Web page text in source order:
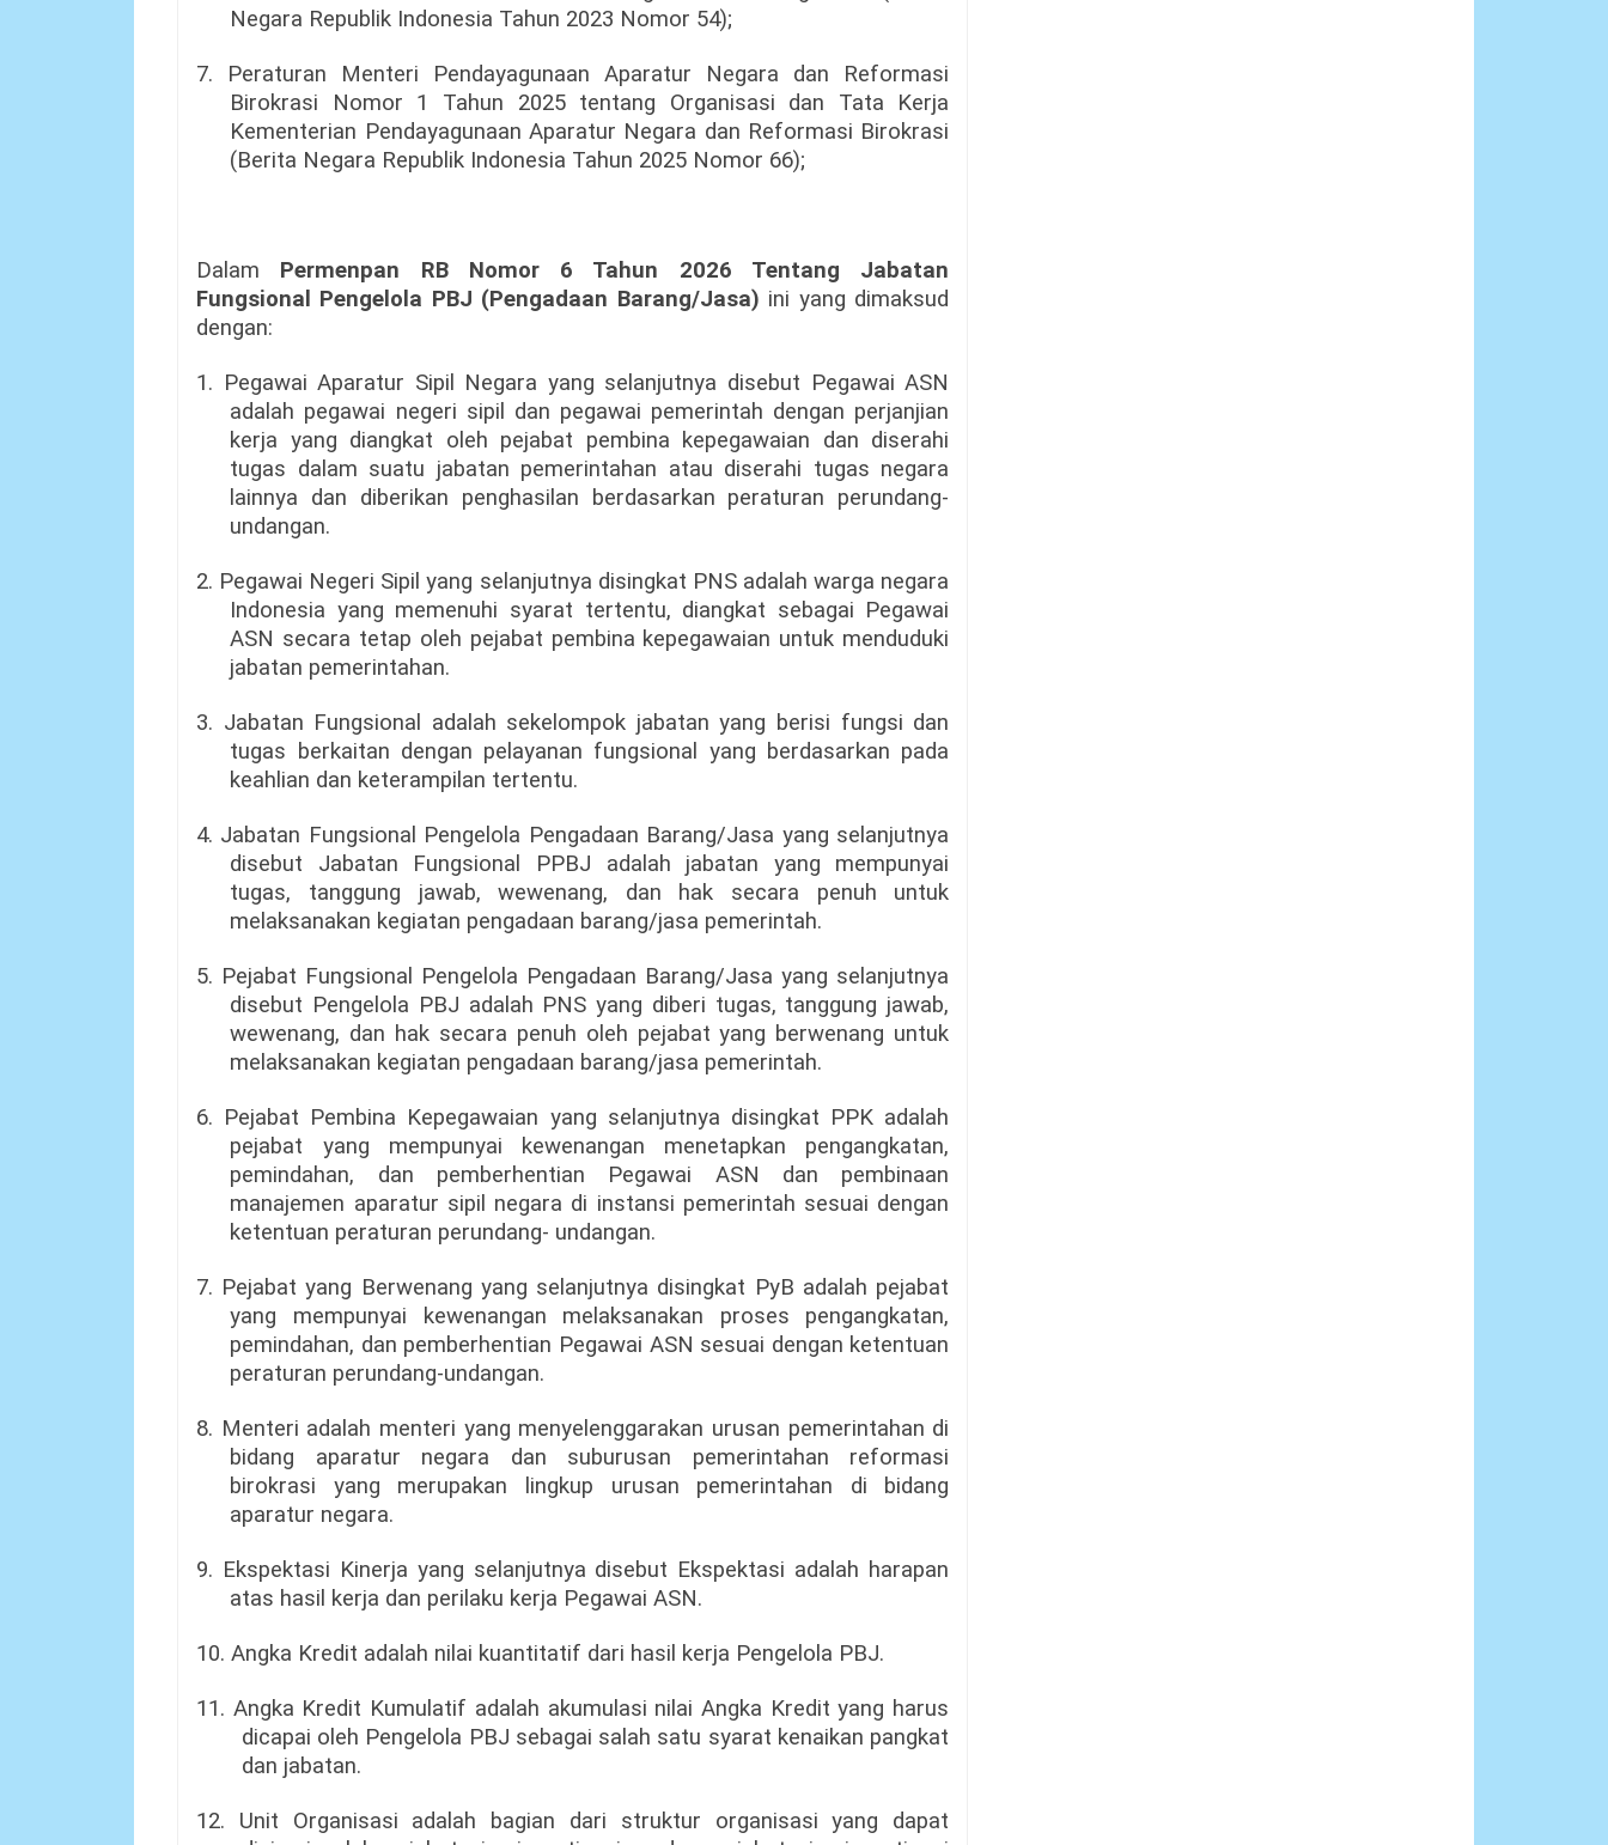
Negara Republik Indonesia Tahun 2023 Nomor 54);
7. Peraturan Menteri Pendayagunaan Aparatur Negara dan Reformasi
Birokrasi Nomor 1 Tahun 2025 tentang Organisasi dan Tata Kerja
Kementerian Pendayagunaan Aparatur Negara dan Reformasi Birokrasi
(Berita Negara Republik Indonesia Tahun 2025 Nomor 66);
Dalam Permenpan RB Nomor 6 Tahun 2026 Tentang Jabatan
Fungsional Pengelola PBJ (Pengadaan Barang/Jasa) ini yang dimaksud
dengan:
1. Pegawai Aparatur Sipil Negara yang selanjutnya disebut Pegawai ASN
adalah pegawai negeri sipil dan pegawai pemerintah dengan perjanjian
kerja yang diangkat oleh pejabat pembina kepegawaian dan diserahi
tugas dalam suatu jabatan pemerintahan atau diserahi tugas negara
lainnya dan diberikan penghasilan berdasarkan peraturan perundang-
undangan.
2. Pegawai Negeri Sipil yang selanjutnya disingkat PNS adalah warga negara
Indonesia yang memenuhi syarat tertentu, diangkat sebagai Pegawai
ASN secara tetap oleh pejabat pembina kepegawaian untuk menduduki
jabatan pemerintahan.
3. Jabatan Fungsional adalah sekelompok jabatan yang berisi fungsi dan
tugas berkaitan dengan pelayanan fungsional yang berdasarkan pada
keahlian dan keterampilan tertentu.
4. Jabatan Fungsional Pengelola Pengadaan Barang/Jasa yang selanjutnya
disebut Jabatan Fungsional PPBJ adalah jabatan yang mempunyai
tugas, tanggung jawab, wewenang, dan hak secara penuh untuk
melaksanakan kegiatan pengadaan barang/jasa pemerintah.
5. Pejabat Fungsional Pengelola Pengadaan Barang/Jasa yang selanjutnya
disebut Pengelola PBJ adalah PNS yang diberi tugas, tanggung jawab,
wewenang, dan hak secara penuh oleh pejabat yang berwenang untuk
melaksanakan kegiatan pengadaan barang/jasa pemerintah.
6. Pejabat Pembina Kepegawaian yang selanjutnya disingkat PPK adalah
pejabat yang mempunyai kewenangan menetapkan pengangkatan,
pemindahan, dan pemberhentian Pegawai ASN dan pembinaan
manajemen aparatur sipil negara di instansi pemerintah sesuai dengan
ketentuan peraturan perundang- undangan.
7. Pejabat yang Berwenang yang selanjutnya disingkat PyB adalah pejabat
yang mempunyai kewenangan melaksanakan proses pengangkatan,
pemindahan, dan pemberhentian Pegawai ASN sesuai dengan ketentuan
peraturan perundang-undangan.
8. Menteri adalah menteri yang menyelenggarakan urusan pemerintahan di
bidang aparatur negara dan suburusan pemerintahan reformasi
birokrasi yang merupakan lingkup urusan pemerintahan di bidang
aparatur negara.
9. Ekspektasi Kinerja yang selanjutnya disebut Ekspektasi adalah harapan
atas hasil kerja dan perilaku kerja Pegawai ASN.
10. Angka Kredit adalah nilai kuantitatif dari hasil kerja Pengelola PBJ.
11. Angka Kredit Kumulatif adalah akumulasi nilai Angka Kredit yang harus
dicapai oleh Pengelola PBJ sebagai salah satu syarat kenaikan pangkat
dan jabatan.
12. Unit Organisasi adalah bagian dari struktur organisasi yang dapat